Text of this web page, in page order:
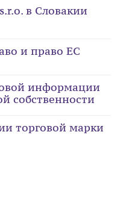
в Словакии
и право ЕС
информации
собственности
торговой марки